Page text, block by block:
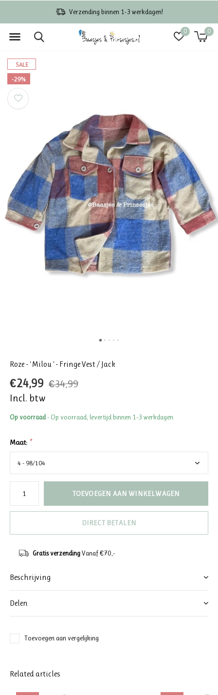
0 0
Verzending binnen 1-3 werkdagen!
SALE
-29%
Roze - ' Milou ' - Fringe Vest / Jack
€24,99 €34,99
Incl. btw
Op voorraad- Op voorraad, levertijd binnen 1-3 werkdagen
Maat: *
TOEVOEGEN AAN WINKELWAGEN
DIRECT BETALEN
Gratis verzendingVanaf €70,-
Beschrijving
Delen
Toevoegen aan vergelijking
Related articles